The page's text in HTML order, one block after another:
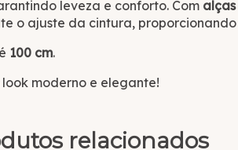
leveza e conforto. Com
o ajuste da cintura,
100 cm.
moderno e elegante!
relacionados